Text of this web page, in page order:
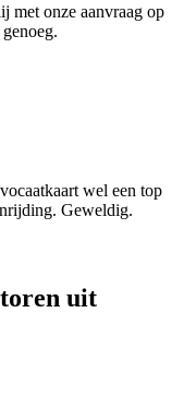
met onze aanvraag op
wel een top
Geweldig.
uit